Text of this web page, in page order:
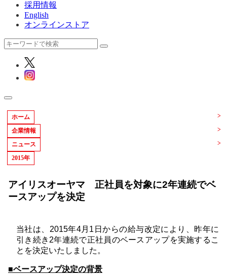
採用情報
English
オンラインストア
ホーム
企業情報
ニュース
2015年
アイリスオーヤマ 正社員を対象に2年連続でベ
ースアップを決定
当社は、2015年4月1日からの給与改定により、昨年に
引き続き2年連続で正社員のベースアップを実施するこ
とを決定いたしました。
■ベースアップ決定の背景